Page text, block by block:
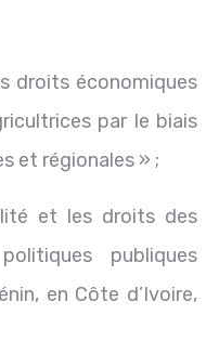
droits économiques
par le biais
et régionales » ;
et les droits des
publiques
en Côte d’Ivoire,